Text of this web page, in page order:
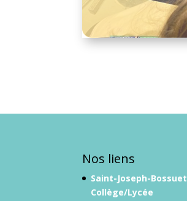
Nos liens
Saint-Joseph-Bossuet
Collège/Lycée